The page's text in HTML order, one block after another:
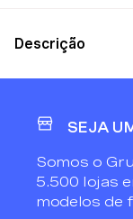
Descrição
SEJA
Somos o
5.500 lojas
modelos de